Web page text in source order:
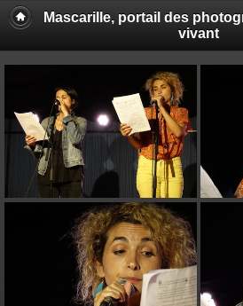
Mascarille, portail des
vivant